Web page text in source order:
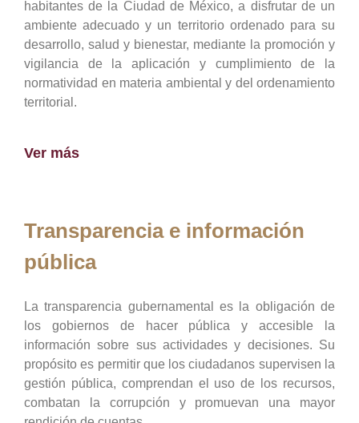
habitantes de la Ciudad de México, a disfrutar de un
ambiente adecuado y un territorio ordenado para su
desarrollo, salud y bienestar, mediante la promoción y
vigilancia de la aplicación y cumplimiento de la
normatividad en materia ambiental y del ordenamiento
territorial.
Ver más
Transparencia e información
pública
La transparencia gubernamental es la obligación de
los gobiernos de hacer pública y accesible la
información sobre sus actividades y decisiones. Su
propósito es permitir que los ciudadanos supervisen la
gestión pública, comprendan el uso de los recursos,
combatan la corrupción y promuevan una mayor